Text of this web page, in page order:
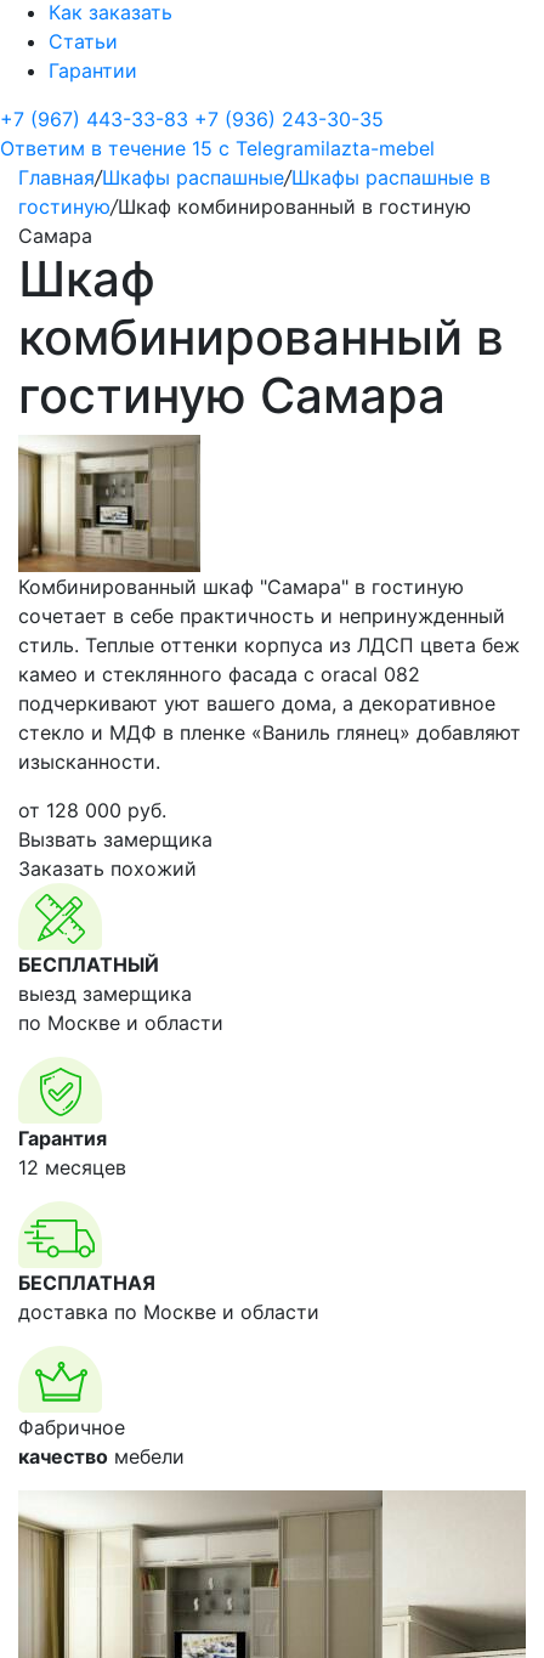
Как заказать
Статьи
Гарантии
+7 (967) 443-33-83 +7 (936) 243-30-35
Ответим в течение 15 с Telegramilazta-mebel
Главная/Шкафы распашные/Шкафы распашные в
гостиную/Шкаф комбинированный в гостиную
Самара
Шкаф
комбинированный в
гостиную Самара
Комбинированный шкаф "Самара" в гостиную
сочетает в себе практичность и непринужденный
стиль. Теплые оттенки корпуса из ЛДСП цвета беж
камео и стеклянного фасада с oracal 082
подчеркивают уют вашего дома, а декоративное
стекло и МДФ в пленке «Ваниль глянец» добавляют
изысканности.
от 128 000 руб.
Вызвать замерщика
Заказать похожий
БЕСПЛАТНЫЙ
выезд замерщика
по Москве и области
Гарантия
12 месяцев
БЕСПЛАТНАЯ
доставка по Москве и области
Фабричное
качество мебели